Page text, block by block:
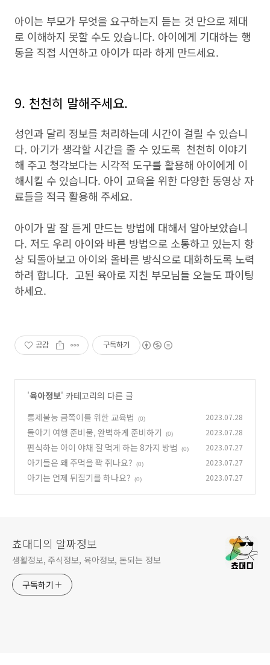
아이는 부모가 무엇을 요구하는지 듣는 것 만으로 제대
로 이해하지 못할 수도 있습니다. 아이에게 기대하는 행
동을 직접 시연하고 아이가 따라 하게 만드세요.
9. 천천히 말해주세요.
성인과 달리 정보를 처리하는데 시간이 걸릴 수 있습니
다. 아기가 생각할 시간을 줄 수 있도록 천천히 이야기
해 주고 청각보다는 시각적 도구를 활용해 아이에게 이
해시킬 수 있습니다. 아이 교육을 위한 다양한 동영상 자
료들을 적극 활용해 주세요.
아이가 말 잘 듣게 만드는 방법에 대해서 알아보았습니
다. 저도 우리 아이와 바른 방법으로 소통하고 있는지 항
상 되돌아보고 아이와 올바른 방식으로 대화하도록 노력
하려 합니다. 고된 육아로 지친 부모님들 오늘도 파이팅
하세요.
공감 구독하기
'육아정보' 카테고리의 다른 글
통제불능 금쪽이를 위한 교육법
(0) 2023.07.28
돌아기 여행 준비물, 완벽하게 준비하기 (0) 2023.07.28
편식하는 아이 야채 잘 먹게 하는 8가지 방법 (0) 2023.07.27
아기들은 왜 주먹을 꽉 쥐나요? (0) 2023.07.27
아기는 언제 뒤집기를 하나요? (0) 2023.07.27
쵸대디의 알짜정보
생활정보, 주식정보, 육아정보, 돈되는 정보
구독하기